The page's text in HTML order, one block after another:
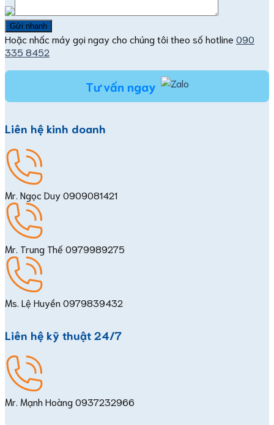
Hoặc nhấc máy gọi ngay cho chúng tôi theo số hotline 090
335 8452
Tư vấn ngay
Liên hệ kinh doanh
Mr. Ngọc Duy0909081421
Mr. Trung Thế 0979989275
Ms. Lệ Huyền 0979839432
Liên hệ kỹ thuật 24/7
Mr. Mạnh Hoàng0937232966